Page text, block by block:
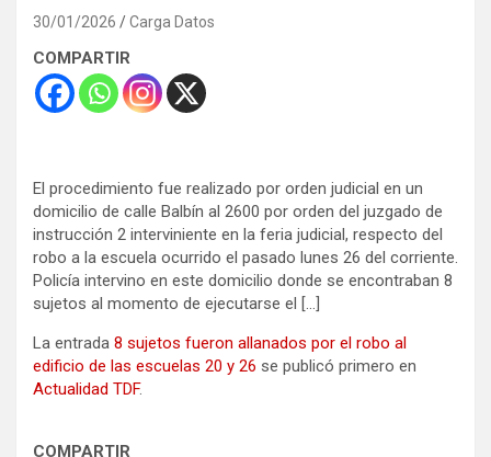
30/01/2026 Carga Datos
COMPARTIR
El procedimiento fue realizado por orden judicial en un
domicilio de calle Balbín al 2600 por orden del juzgado de
instrucción 2 interviniente en la feria judicial, respecto del
robo a la escuela ocurrido el pasado lunes 26 del corriente.
Policía intervino en este domicilio donde se encontraban 8
sujetos al momento de ejecutarse el […]
La entrada 8 sujetos fueron allanados por el robo al
edificio de las escuelas 20 y 26 se publicó primero en
Actualidad TDF.
COMPARTIR